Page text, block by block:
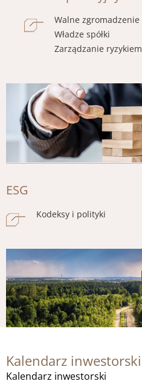
Obraz
Walne zgromadzenie
Władze spółki
Zarządzanie ryzykiem
ESG
Kodeksy i polityki
Obraz
Kalendarz inwestorski
Kalendarz inwestorski